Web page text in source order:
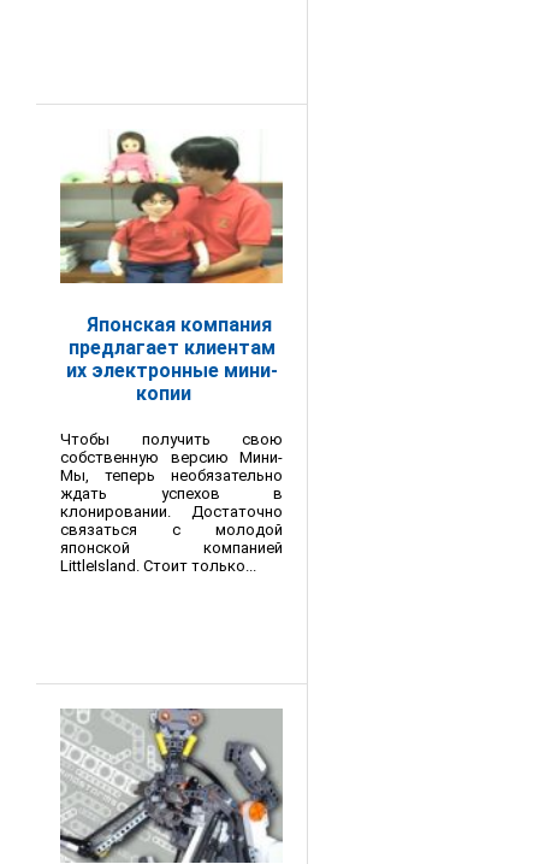
Японская компания
предлагает клиентам
их электронные мини-
копии
Чтобы получить свою
собственную версию Мини-
Мы, теперь необязательно
ждать успехов в
клонировании. Достаточно
связаться с молодой
японской компанией
LittleIsland. Стоит только...